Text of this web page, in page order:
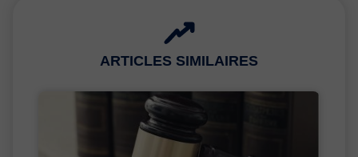
ARTICLES SIMILAIRES